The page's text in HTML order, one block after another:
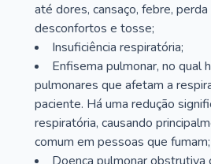
até dores, cansaço, febre,
desconfortos e tosse;
Insuficiência respiratória;
Enfisema pulmonar, no qual
pulmonares que afetam a
paciente. Há uma redução
respiratória, causando
comum em pessoas que fumam;